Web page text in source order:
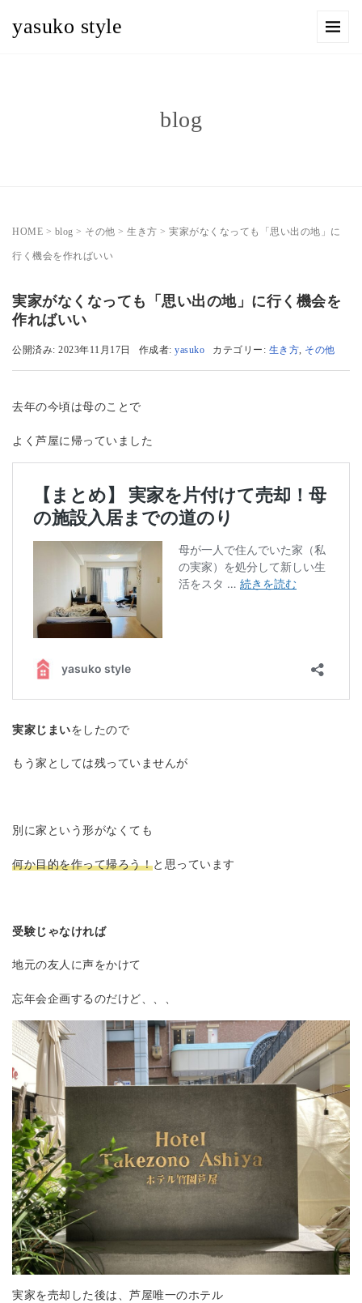
yasuko style
blog
HOME > blog > その他 > 生き方 > 実家がなくなっても「思い出の地」に
行く機会を作ればいい
実家がなくなっても「思い出の地」に行く機会を
作ればいい
公開済み: 2023年11月17日 作成者: yasuko カテゴリー: 生き方, その他
去年の今頃は母のことで
よく芦屋に帰っていました
実家じまいをしたので
もう家としては残っていませんが
別に家という形がなくても
何か目的を作って帰ろう！と思っています
受験じゃなければ
地元の友人に声をかけて
忘年会企画するのだけど、、、
実家を売却した後は、芦屋唯一のホテル